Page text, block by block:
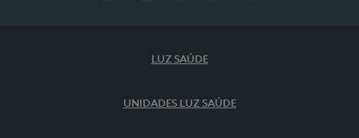
LUZ SAÚDE
UNIDADES LUZ SAÚDE